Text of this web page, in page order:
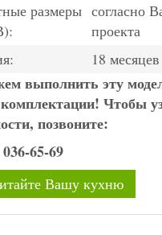
размеры согласно
проекта
18 месяцев
выполнить эту
Чтобы
позвоните:
65-69
Вашу кухню